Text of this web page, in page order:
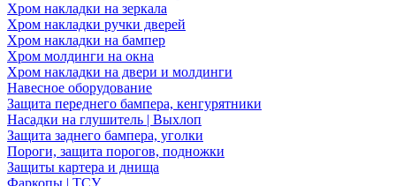
Хром накладки на зеркала
Хром накладки ручки дверей
Хром накладки на бампер
Хром молдинги на окна
Хром накладки на двери и молдинги
Навесное оборудование
Защита переднего бампера, кенгурятники
Насадки на глушитель | Выхлоп
Защита заднего бампера, уголки
Пороги, защита порогов, подножки
Защиты картера и днища
Фаркопы | ТСУ